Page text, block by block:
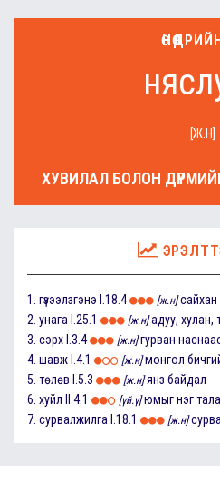
[Ж.Н]
ХУВИЛАЛ БОЛОН
1. гүзээлзгэнэ I.18.4 [ж.н] сайхан
2. унага I.25.1 [ж.н] адуу, хулан,
3. сэрх I.3.4 [ж.н] гурван
4. шавж I.4.1 [ж.н] монгол
5. төлөв I.5.3 [ж.н] янз байдал
6. хуйл II.4.1 [үй.ү] юмыг нэг
7. сурвалжилга I.18.1 [ж.н]